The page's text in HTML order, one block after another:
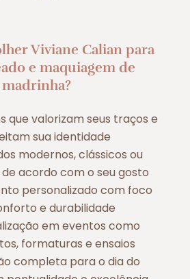
Viviane Calian para
e maquiagem de
madrinha?
que valorizam seus traços e
sua identidade
modernos, clássicos ou
acordo com o seu gosto
personalizado com foco
e durabilidade
em eventos como
formaturas e ensaios
completa para o dia do